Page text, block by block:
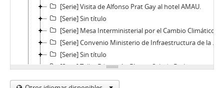
[Serie] Visita de Alfonso Prat Gay al hotel AMAU.
[Serie] Sin título
[Serie] Mesa Interministerial por el Cambio Climático
[Serie] Convenio Ministerio de Infraestructura de la Provincia de Bs. As- UNLP
[Serie] Sin título
[Serie] Taller Educación Física y Salud - Diplomatura en Promoción y Gestión de la Salud Comunitaria
[Serie] Convenio YPF - UNLP